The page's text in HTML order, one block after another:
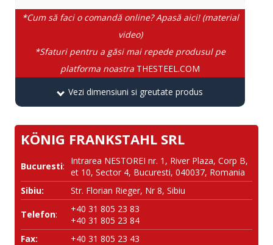
*Cum să faci o comandă online? Apasă aici! (material
video)
*Sfaturi pentru a găsi mai repede produsul pe
platforma noastra THESTEEL.COM
Vezi dimensiuni si greutate produs
KÖNIG FRANKSTAHL SRL
Bucuresti:
Intrarea NESTOREI nr. 1, River Plaza, Corp B,
et 10, Sector 4, Bucuresti, 040037, Romania
Sibiu:
Str. Florian Rieger, Nr 8, Sibiu
Telefon:
+40 31 805 23 83
+40 31 805 23 84
Fax:
+40 31 805 23 43